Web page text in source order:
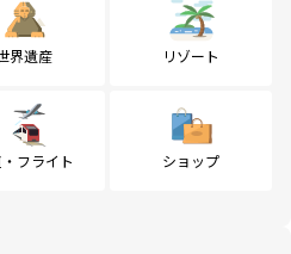
界遺産 リゾート
フライト ショップ